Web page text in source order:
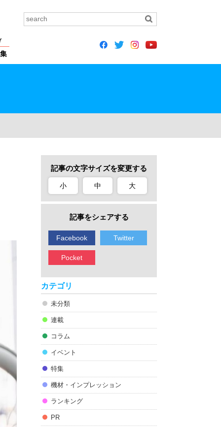
記事の文字サイズを変更する
小 中 大
記事をシェアする
Facebook Twitter
Pocket
カテゴリ
未分類
連載
コラム
イベント
特集
機材・インプレッション
ランキング
PR